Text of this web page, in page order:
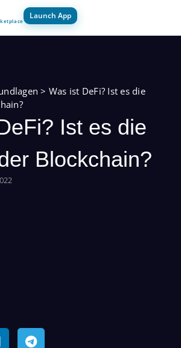
Launch App
> Was ist DeFi? Ist es die
Ist es die
Blockchain?